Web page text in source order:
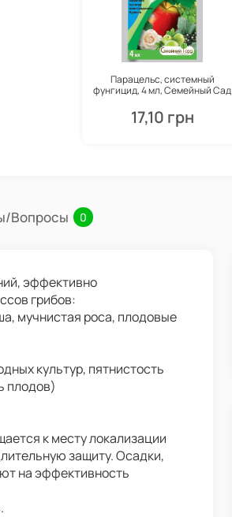
Парацельс, системный
фунгицид, 4 мл, Семейный Сад
17,10 грн
Вопросы 0
эффективно
грибов:
мучнистая роса, плодовые
культур, пятнистость
плодов)
к месту локализации
защиту. Осадки,
на эффективность